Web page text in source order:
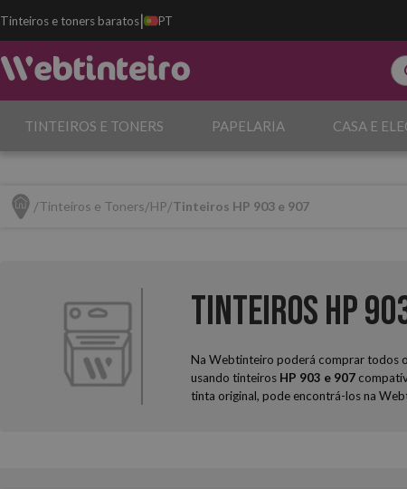
Tinteiros e toners baratos| PT
TINTEIROS E TONERS PAPELARIA CASA E
Tinteiros e Toners HP Tinteiros HP 903 e 907
Tinteiros HP
Na Webtinteiro poderá comprar todos
usando tinteiros HP 903 e 907
tinta original, pode encontrá-los na